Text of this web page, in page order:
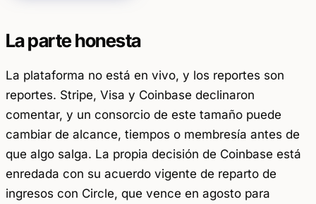
La parte honesta
La plataforma no está en vivo, y los reportes son
reportes. Stripe, Visa y Coinbase declinaron
comentar, y un consorcio de este tamaño puede
cambiar de alcance, tiempos o membresía antes de
que algo salga. La propia decisión de Coinbase está
enredada con su acuerdo vigente de reparto de
ingresos con Circle, que vence en agosto para